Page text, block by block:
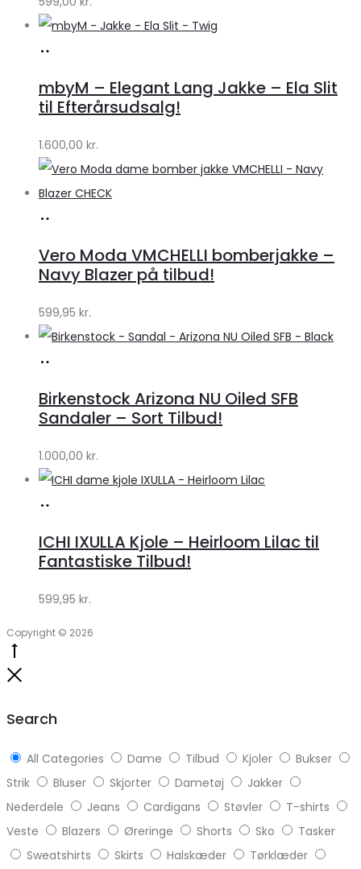
Lykke
Lykke
mbyM – Elegant Lang Jakke – Ela Slit
til Efterårsudsalg!
1.600,00 kr.
Klædeskabet.dk
Vero Moda VMCHELLI bomberjakke –
Navy Blazer på tilbud!
599,95 kr.
Lykke
Lykke
Birkenstock Arizona NU Oiled SFB
Sandaler – Sort Tilbud!
1.000,00 kr.
Klædeskabet.dk
ICHI IXULLA Kjole – Heirloom Lilac til
Fantastiske Tilbud!
599,95 kr.
Copyright © 2026
Search
All Categories Dame Tilbud Kjoler
Bukser
Strik
Bluser Skjorter Dametøj
Jakker
Nederdele
Jeans Cardigans Støvler
T-shirts
Veste
Blazers Øreringe Shorts Sko
Tasker
Sweatshirts
Skirts Halskæder
Tørklæder